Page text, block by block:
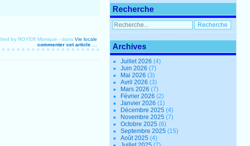
by ROYER Monique -dans Vie locale
commenter cet article
Recherche
Archives
Juillet 2026(4)
Juin 2026(7)
Mai 2026(3)
Avril 2026(3)
Mars 2026(7)
Février 2026(2)
Janvier 2026(1)
Décembre 2025(4)
Novembre 2025(7)
Octobre 2025(6)
Septembre 2025(15)
Août 2025(4)